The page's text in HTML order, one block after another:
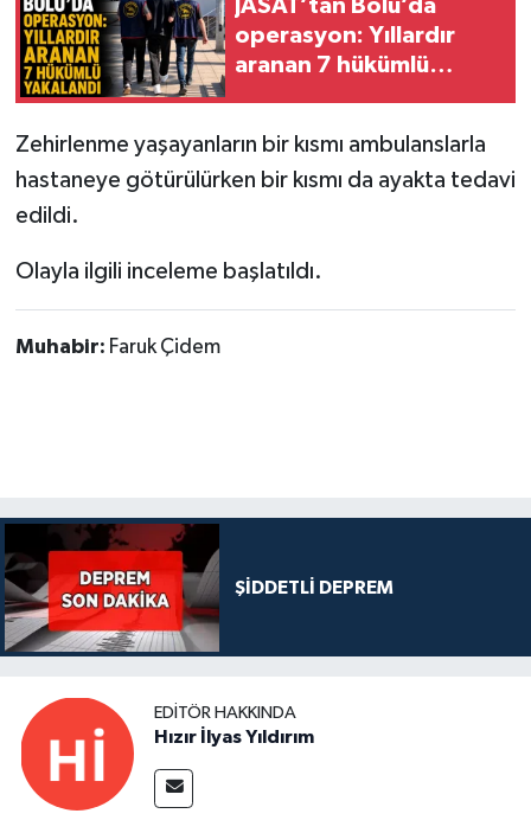
JASAT’tan Bolu’da
operasyon: Yıllardır
aranan 7 hükümlü
Zehirlenme yaşayanların bir kısmı ambulanslarla
hastaneye götürülürken bir kısmı da ayakta tedavi
edildi.
Olayla ilgili inceleme başlatıldı.
Muhabir: Faruk Çidem
ŞİDDETLİ DEPREM
EDITÖR HAKKINDA
Hızır İlyas Yıldırım